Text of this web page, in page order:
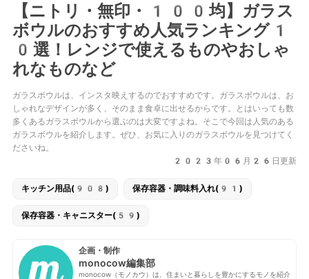
【ニトリ・無印・100均】ガラス
ボウルのおすすめ人気ランキング1
0選！レンジで使えるものやおしゃ
れなものなど
ガラスボウルは、インスタ映えするのでおすすめです。ガラスボウルは、お
しゃれなデザインが多く、そのまま食卓に出せるからです。とはいっても数
多くあるガラスボウルから選ぶのは大変ですよね。そこで今回は人気のある
ガラスボウルを紹介します。ぜひ、お気に入りのガラスボウルを見つけてく
ださいね。
2023年06月26日更新
キッチン用品(908) 保存容器・調味料入れ(91)
保存容器・キャニスター(59)
企画・制作
monocow編集部
monocow（モノカウ）は、住まいと暮らしを豊かにするモノを紹介